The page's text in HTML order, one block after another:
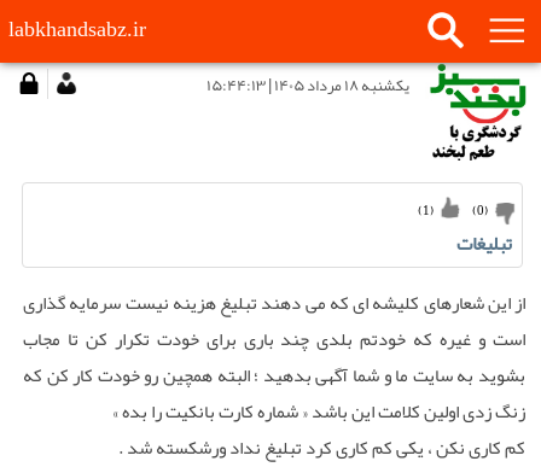
labkhandsabz.ir
يكشنبه ۱۸ مرداد ۱۴۰۵ | ۱۵:۴۴:۱۳
(
1
) (
0
)
تبلیغات
از این شعارهای کلیشه ای که می دهند تبلیغ هزینه نیست سرمایه گذاری
است و غیره که خودتم بلدی چند باری برای خودت تکرار کن تا مجاب
بشوید به سایت ما و شما آگهی بدهید ؛ البته همچین رو خودت کار کن که
زنگ زدی اولین کلامت این باشد « شماره کارت بانکیت را بده »
کم کاری نکن ، یکی کم کاری کرد تبلیغ نداد ورشکسته شد .